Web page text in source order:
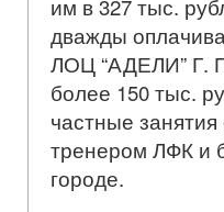
им в 327 тыс.
дважды
ЛОЦ “АДЕЛИ” Г.
более 150 тыс.
частные
тренером ЛФК и
городе.